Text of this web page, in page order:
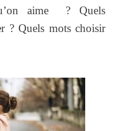
aime ? Quels
? Quels mots choisir